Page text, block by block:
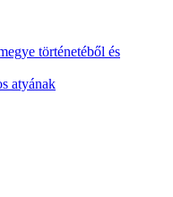
történetéből és
atyának